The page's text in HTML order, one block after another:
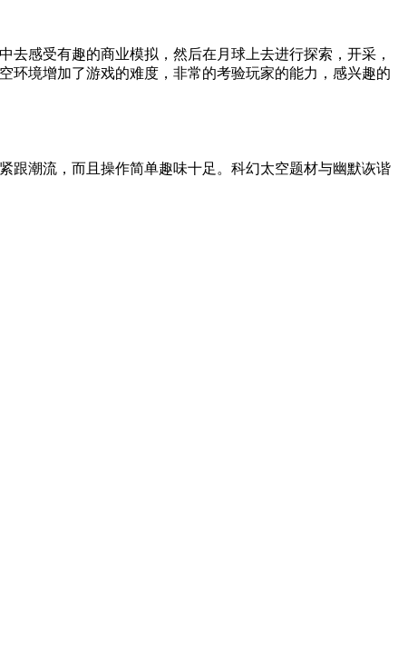
感受有趣的商业模拟，然后在月球上去进行探索，开采，
环境增加了游戏的难度，非常的考验玩家的能力，感兴趣的
跟潮流，而且操作简单趣味十足。科幻太空题材与幽默诙谐